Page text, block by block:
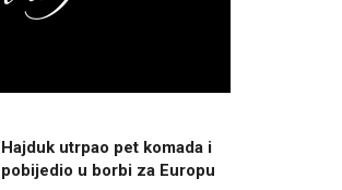
Hajduk utrpao pet komada i
pobijedio u borbi za Europu